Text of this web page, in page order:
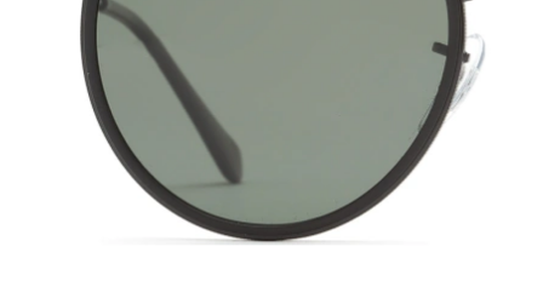
52 mm
Wysokość soczewki
51 mm
Szerokość soczewki
soczewki